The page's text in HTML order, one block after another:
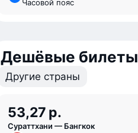
Часовой пояс
Дешёвые билеты
Другие страны
53,27 р.
Сураттхани — Бангкок